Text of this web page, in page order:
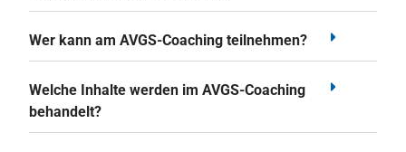
Wer kann am AVGS-Coaching teilnehmen?
Welche Inhalte werden im AVGS-Coaching
behandelt?